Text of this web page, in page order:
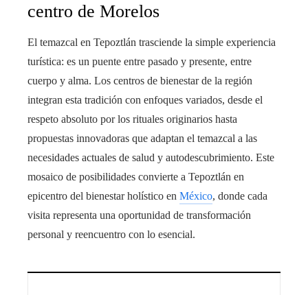
centro de Morelos
El temazcal en Tepoztlán trasciende la simple experiencia
turística: es un puente entre pasado y presente, entre
cuerpo y alma. Los centros de bienestar de la región
integran esta tradición con enfoques variados, desde el
respeto absoluto por los rituales originarios hasta
propuestas innovadoras que adaptan el temazcal a las
necesidades actuales de salud y autodescubrimiento. Este
mosaico de posibilidades convierte a Tepoztlán en
epicentro del bienestar holístico en México, donde cada
visita representa una oportunidad de transformación
personal y reencuentro con lo esencial.